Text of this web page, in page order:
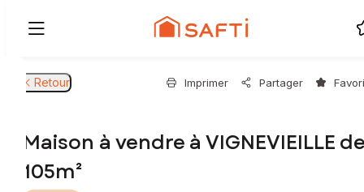
Retour Imprimer Partager
Maison à vendre à VIGNEVIEILLE de
105m²